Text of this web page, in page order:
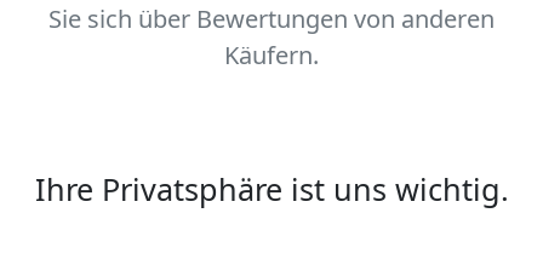
Sie sich über Bewertungen von anderen
Käufern.
Ihre Privatsphäre ist uns wichtig.